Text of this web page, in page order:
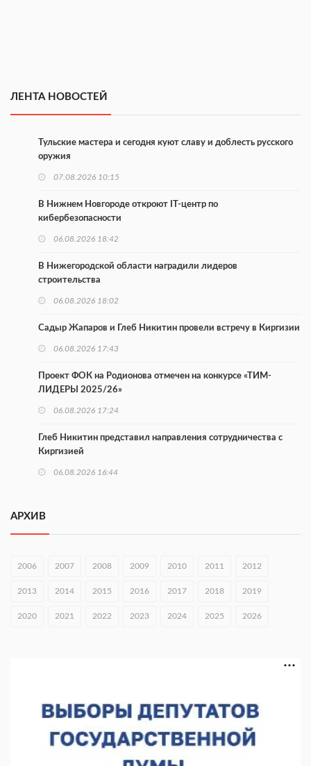
ЛЕНТА НОВОСТЕЙ
Тульские мастера и сегодня куют славу и доблесть русского
оружия
07.08.2026 10:15
В Нижнем Новгороде откроют IT-центр по
кибербезопасности
06.08.2026 18:42
В Нижегородской области наградили лидеров
строительства
06.08.2026 18:02
Садыр Жапаров и Глеб Никитин провели встречу в Киргизии
06.08.2026 17:43
Проект ФОК на Родионова отмечен на конкурсе «ТИМ-
ЛИДЕРЫ 2025/26»
06.08.2026 17:24
Глеб Никитин представил направления сотрудничества с
Киргизией
06.08.2026 16:44
2026»
06.08.2026 16:37
Городец подписал соглашения с Кара-Кулем и Токмоком
06.08.2026 16:08
Нижегородская область подписала соглашения с регионами
Киргизии
АРХИВ
2006 2007 2008 2009 2010 2011 2012
2013 2014 2015 2016 2017 2018 2019
2020 2021 2022 2023 2024 2025 2026